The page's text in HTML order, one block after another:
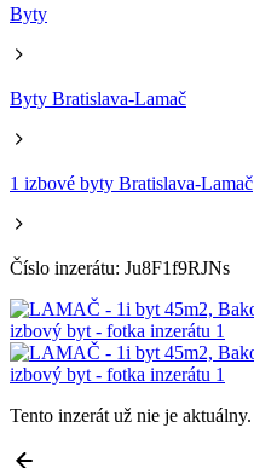
Byty
Byty Bratislava-Lamač
1 izbové byty Bratislava-Lamač
Číslo inzerátu: Ju8F1f9RJNs
Tento inzerát už nie je aktuálny.